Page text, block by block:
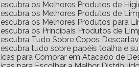
Descubra os Melhores Produtos de
Descubra os Melhores Produtos de
Descubra os Melhores Produtos para
Descubra os Principais Produtos de
Descubra Tudo Sobre Copos
Descubra tudo sobre papéis toalha e
Dicas para Comprar em Atacado de